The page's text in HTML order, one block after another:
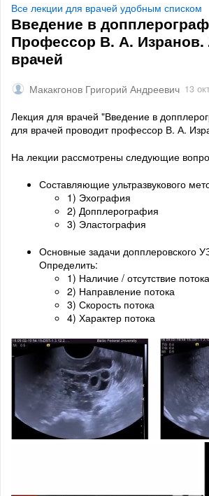
Все лекции для врачей удобным списком
Введение в
Профессор В. А. Изранов.
врачей
Макакгонов Григорий Андреевич 13
Лекция для врачей "Введение в
для врачей проводит профессор В. А.
На лекции рассмотрены следующие
Составляющие ультразвукового
1) Эхография
2) Допплерография
3) Эластография
Основные задачи допплеровского
Определить:
1) Наличие / отсутствие потока
2) Направление потока
3) Скорость потока
4) Характер потока